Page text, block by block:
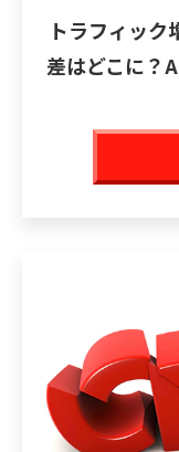
トラフィッ
差はどこに？